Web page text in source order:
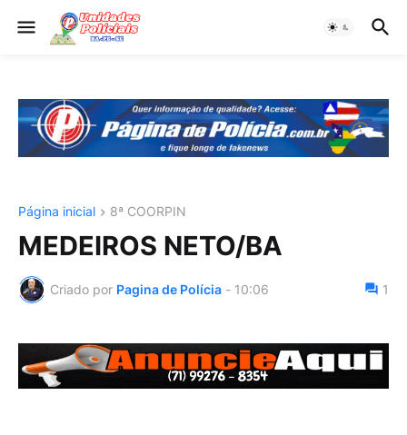
Página inicial 8ª COORPIN
MEDEIROS NETO/BA
Criado por Pagina de Polícia - 10:06 1